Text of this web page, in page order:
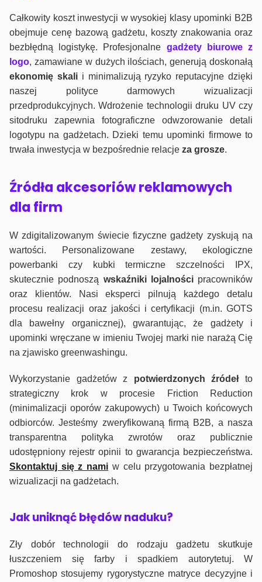
Całkowity koszt inwestycji w wysokiej klasy upominki B2B
obejmuje cenę bazową gadżetu, koszty znakowania oraz
bezbłędną logistykę. Profesjonalne gadżety biurowe z
logo, zamawiane w dużych ilościach, generują doskonałą
ekonomię skalii minimalizują ryzyko reputacyjne dzięki
naszej polityce darmowych wizualizacji
przedprodukcyjnych. Wdrożenie technologii druku UV czy
sitodruku zapewnia fotograficzne odwzorowanie detali
logotypu na gadżetach. Dzieki temu upominki firmowe to
trwała inwestycja w bezpośrednie relacje za grosze.
Źródła akcesoriów reklamowych
dla firm
W zdigitalizowanym świecie fizyczne gadżety zyskują na
wartości. Personalizowane zestawy, ekologiczne
powerbanki czy kubki termiczne szczelności IPX,
skutecznie podnoszą wskaźniki lojalnościpracowników
oraz klientów. Nasi eksperci pilnują każdego detalu
procesu realizacji oraz jakości i certyfikacji (m.in. GOTS
dla bawełny organicznej), gwarantując, że gadżety i
upominki wręczane w imieniu Twojej marki nie narażą Cię
na zjawisko greenwashingu.
Wykorzystanie gadżetów z potwierdzonych źródełto
strategiczny krok w procesie Friction Reduction
(minimalizacji oporów zakupowych) u Twoich końcowych
odbiorców. Jesteśmy zweryfikowaną firmą B2B, a nasza
transparentna polityka zwrotów oraz publicznie
udostępniony rejestr opinii to gwarancja bezpieczeństwa.
Skontaktuj się z nami w celu przygotowania bezpłatnej
wizualizacji na gadżetach.
Jak uniknąć błędów naduku?
Zły dobór technologii do rodzaju gadżetu skutkuje
łuszczeniem się farby i spadkiem autorytetuj. W
Promoshop stosujemy rygorystyczne matryce decyzyjne i